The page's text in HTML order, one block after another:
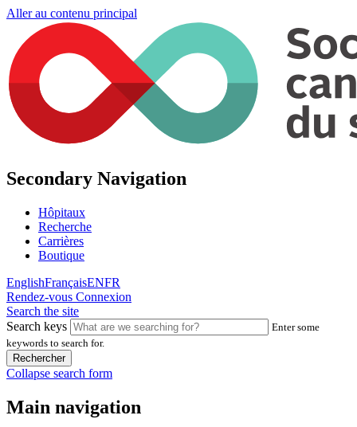
Aller au contenu principal
Secondary Navigation
Hôpitaux
Recherche
Carrières
Boutique
EnglishFrançaisENFR
Rendez-vous Connexion
Search the site
Search keys
Enter some
keywords to search for.
Collapse search form
Main navigation